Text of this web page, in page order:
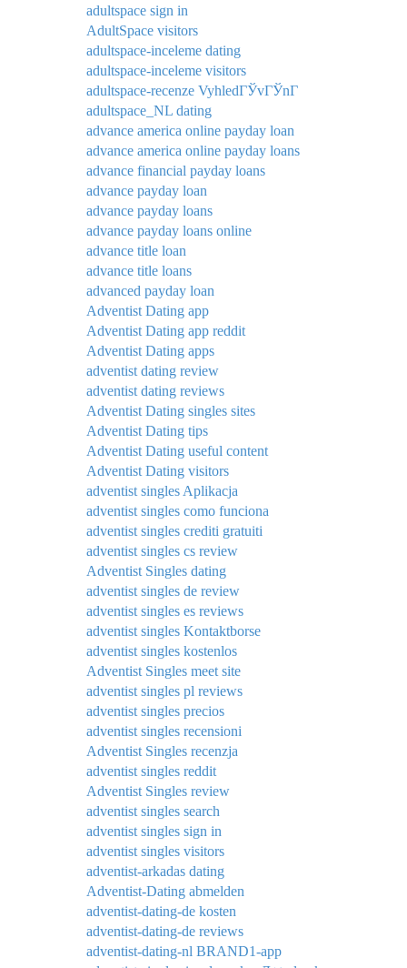
adultspace sign in
AdultSpace visitors
adultspace-inceleme dating
adultspace-inceleme visitors
adultspace-recenze VyhledГЎvГЎnГ­
adultspace_NL dating
advance america online payday loan
advance america online payday loans
advance financial payday loans
advance payday loan
advance payday loans
advance payday loans online
advance title loan
advance title loans
advanced payday loan
Adventist Dating app
Adventist Dating app reddit
Adventist Dating apps
adventist dating review
adventist dating reviews
Adventist Dating singles sites
Adventist Dating tips
Adventist Dating useful content
Adventist Dating visitors
adventist singles Aplikacja
adventist singles como funciona
adventist singles crediti gratuiti
adventist singles cs review
Adventist Singles dating
adventist singles de review
adventist singles es reviews
adventist singles Kontaktborse
adventist singles kostenlos
Adventist Singles meet site
adventist singles pl reviews
adventist singles precios
adventist singles recensioni
Adventist Singles recenzja
adventist singles reddit
Adventist Singles review
adventist singles search
adventist singles sign in
adventist singles visitors
adventist-arkadas dating
Adventist-Dating abmelden
adventist-dating-de kosten
adventist-dating-de reviews
adventist-dating-nl BRAND1-app